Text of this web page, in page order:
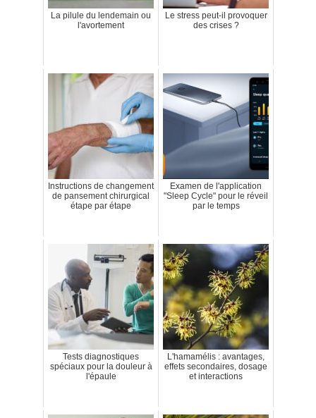
La pilule du lendemain ou
l'avortement
Le stress peut-il provoquer
des crises ?
Instructions de changement
de pansement chirurgical
étape par étape
Examen de l'application
"Sleep Cycle" pour le réveil
par le temps
Tests diagnostiques
spéciaux pour la douleur à
l'épaule
L'hamamélis : avantages,
effets secondaires, dosage
et interactions